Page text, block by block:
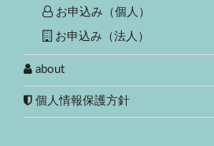
お申込み（個人）
お申込み（法人）
about
個人情報保護方針